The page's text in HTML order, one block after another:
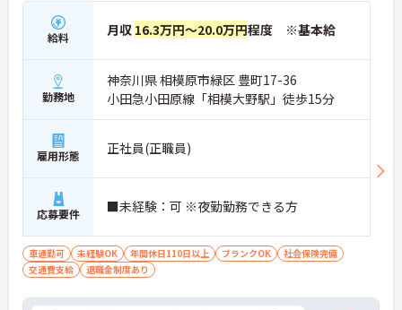
給料 月収 16.3万円～20.0万円程度 ※基本給
勤務地
神奈川県 相模原市緑区 豊町17-36
小田急小田原線「相模大野駅」徒歩15分
雇用形態 正社員(正職員)
応募要件 ■未経験：可 ※夜勤勤務できる方
車通勤可 未経験OK 年間休日110日以上 ブランクOK
社会保険完備
交通費支給
退職金制度あり